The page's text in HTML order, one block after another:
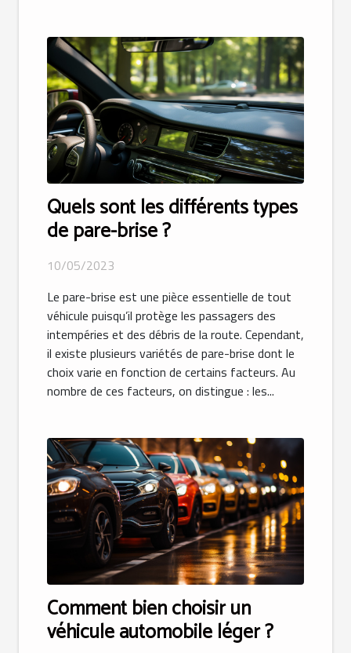
Quels sont les différents types
de pare-brise ?
10/05/2023
Le pare-brise est une pièce essentielle de tout
véhicule puisqu’il protège les passagers des
intempéries et des débris de la route. Cependant,
il existe plusieurs variétés de pare-brise dont le
choix varie en fonction de certains facteurs. Au
nombre de ces facteurs, on distingue : les...
Comment bien choisir un
véhicule automobile léger ?